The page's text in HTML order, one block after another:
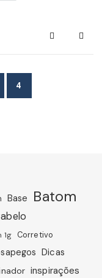
4
Base Batom
1g Corretivo
Dicas
inspirações